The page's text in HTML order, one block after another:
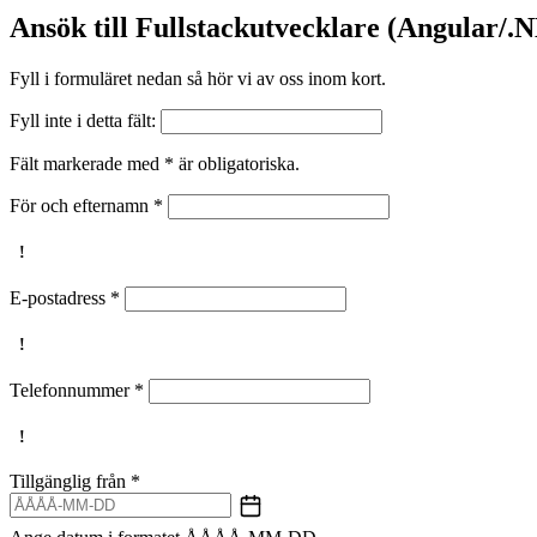
Ansök till Fullstackutvecklare (Angular/
Fyll i formuläret nedan så hör vi av oss inom kort.
Fyll inte i detta fält:
Fält markerade med * är obligatoriska.
För och efternamn *
E-postadress *
Telefonnummer*
Tillgänglig från *